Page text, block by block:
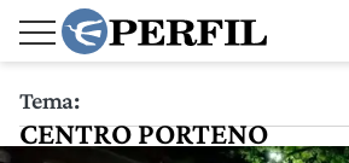
Tema:
CENTRO PORTENO